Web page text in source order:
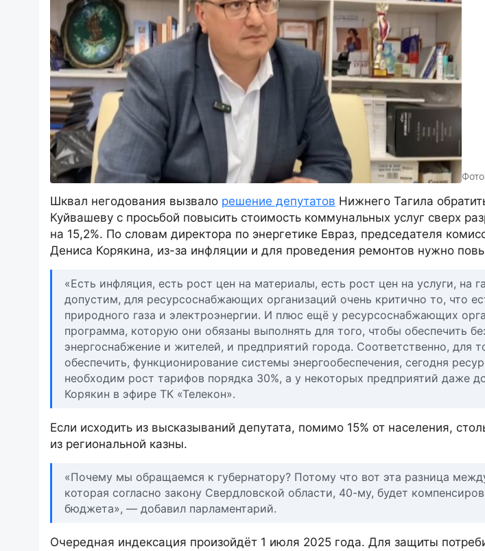
Шквал негодования вызвало решение депутатов Нижнего Тагила
Куйвашеву с просьбой повысить стоимость коммунальных услуг сверх
на 15,2%. По словам директора по энергетике Евраз, председателя
Дениса Корякина, из-за инфляции и для проведения ремонтов нужно
«Есть инфляция, есть рост цен на материалы, есть рост цен на услуги, на
допустим, для ресурсоснабжающих организаций очень критично то, что
природного газа и электроэнергии. И плюс ещё у ресурсоснабжающих
программа, которую они обязаны выполнять для того, чтобы обеспечить
энергоснабжение и жителей, и предприятий города. Соответственно, для
обеспечить, функционирование системы энергообеспечения, сегодня
необходим рост тарифов порядка 30%, а у некоторых предприятий даже
Корякин в эфире ТК «Телекон».
Если исходить из высказываний депутата, помимо 15% от населения,
из региональной казны.
«Почему мы обращаемся к губернатору? Потому что вот эта разница
которая согласно закону Свердловской области, 40-му, будет
бюджета», — добавил парламентарий.
Очередная индексация произойдёт 1 июля 2025 года. Для защиты